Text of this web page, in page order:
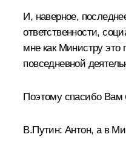
И, наверное,
ответственности,
мне как Министру это
повседневной
Поэтому спасибо Вам
В.Путин: Антон, а в